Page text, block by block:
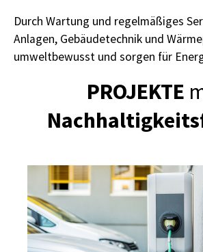
Durch Wartung und regelmäßiges
Anlagen, Gebäudetechnik und
umweltbewusst und sorgen für
PROJEKTE